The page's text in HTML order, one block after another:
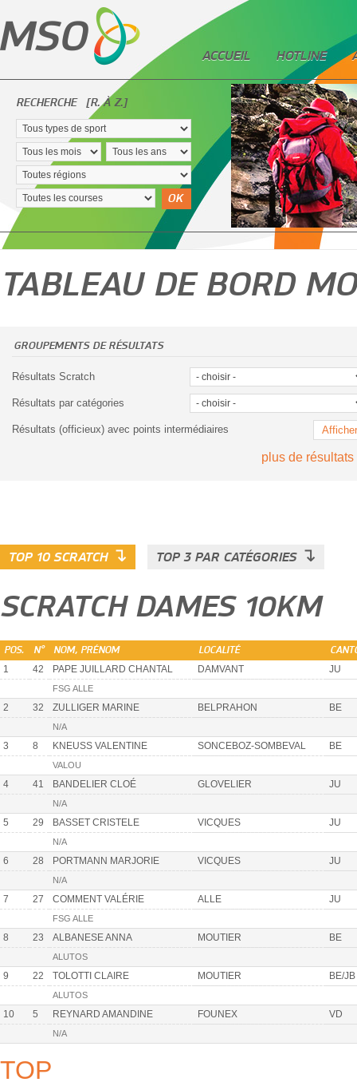
ACCUEIL HOTLINE
RECHERCHE [R. À Z.]
OK
TABLEAU DE BORD
GROUPEMENTS DE RÉSULTATS
Résultats Scratch
Résultats par catégories
Résultats (officieux) avec points intermédiaires Afficher
plus de résultats
TOP 10 SCRATCH ↴ TOP 3 PAR CATÉGORIES ↴
SCRATCH DAMES 10KM
POS. N° NOM, PRÉNOM LOCALITÉ
1 42 PAPE JUILLARD CHANTAL DAMVANT JU
FSG ALLE
2 32 ZULLIGER MARINE BELPRAHON BE
N/A
3 8 KNEUSS VALENTINE SONCEBOZ-SOMBEVAL BE
VALOU
4 41 BANDELIER CLOÉ GLOVELIER JU
N/A
5 29 BASSET CRISTELE VICQUES JU
N/A
6 28 PORTMANN MARJORIE VICQUES JU
N/A
7 27 COMMENT VALÉRIE ALLE JU
FSG ALLE
8 23 ALBANESE ANNA MOUTIER BE
ALUTOS
9 22 TOLOTTI CLAIRE MOUTIER BE/JB
ALUTOS
10 5 REYNARD AMANDINE FOUNEX VD
N/A
TOP